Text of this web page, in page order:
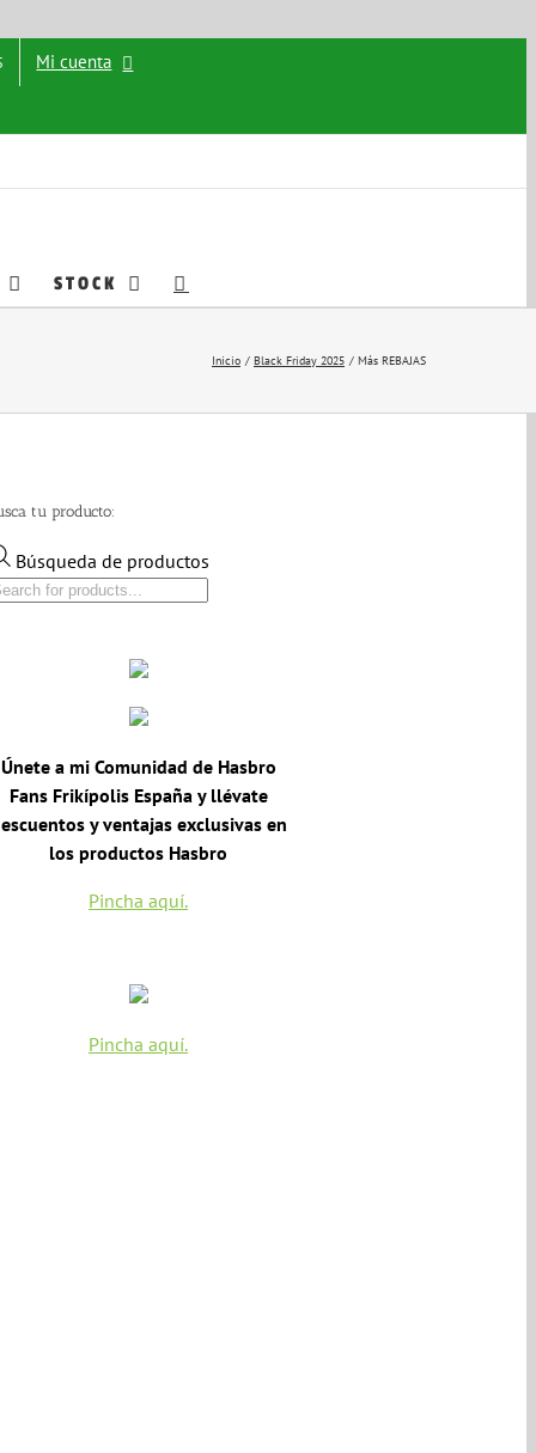
Mi cuenta
STOCK
Inicio Black Friday 2025 Más REBAJAS
tu producto:
Búsqueda de productos
Únete a mi Comunidad de Hasbro
Fans Frikípolis España y llévate
y ventajas exclusivas en
los productos Hasbro
Pincha aquí.
Pincha aquí.